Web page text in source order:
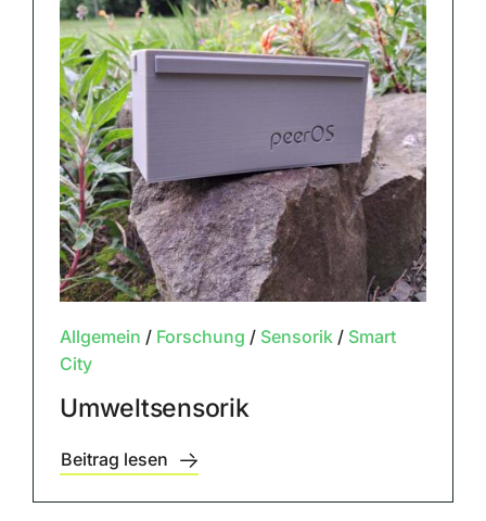
Allgemein / Forschung / Sensorik/ Smart
City
Umweltsensorik
Beitrag lesen